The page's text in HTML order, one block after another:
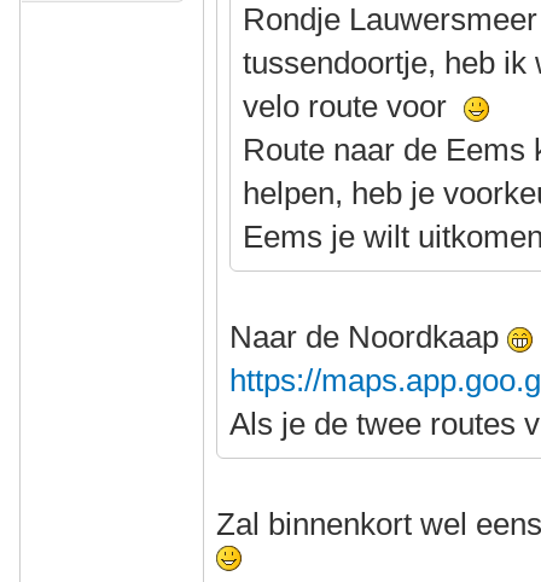
Rondje
tussendoortje, heb ik
velo route voor
Route naar de Eems
helpen, heb je
Eems je wilt
Naar de Noordkaap
https://
Als je de twee routes
Zal binnenkort wel